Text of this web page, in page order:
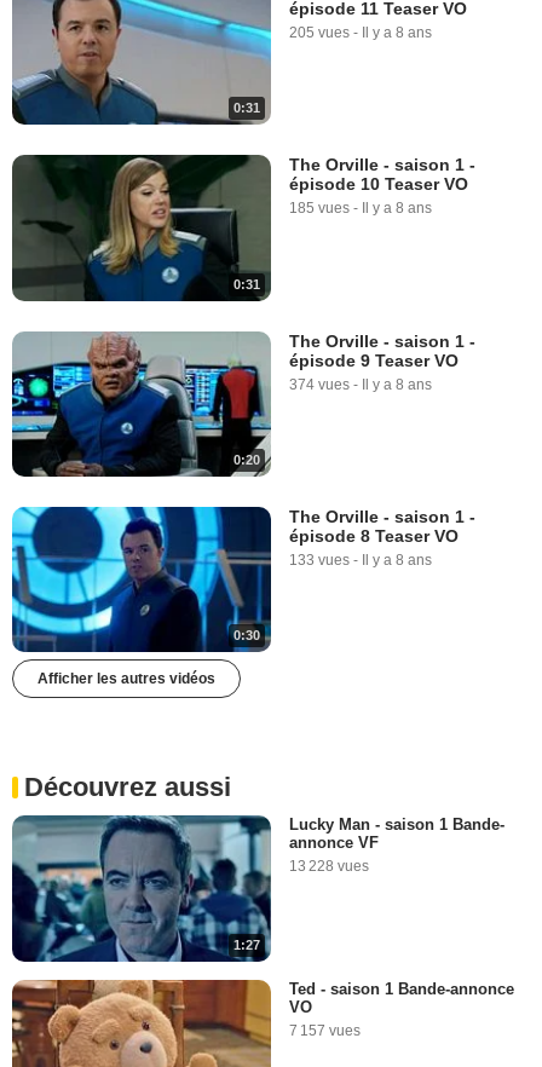
0:31
épisode 11 Teaser VO
205 vues - Il y a 8 ans
0:31
The Orville - saison 1 -
épisode 10 Teaser VO
185 vues - Il y a 8 ans
0:20
The Orville - saison 1 -
épisode 9 Teaser VO
374 vues - Il y a 8 ans
0:30
The Orville - saison 1 -
épisode 8 Teaser VO
133 vues - Il y a 8 ans
Afficher les autres vidéos
Découvrez aussi
1:27
Lucky Man - saison 1 Bande-
annonce VF
13 228 vues
Ted - saison 1 Bande-annonce
VO
7 157 vues